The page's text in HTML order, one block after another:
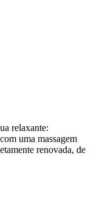
relaxante:
uma massagem
renovada, de